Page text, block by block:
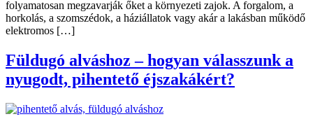
folyamatosan megzavarják őket a környezeti zajok. A forgalom, a
horkolás, a szomszédok, a háziállatok vagy akár a lakásban működő
elektromos […]
Füldugó alváshoz – hogyan válasszunk a
nyugodt, pihentető éjszakákért?